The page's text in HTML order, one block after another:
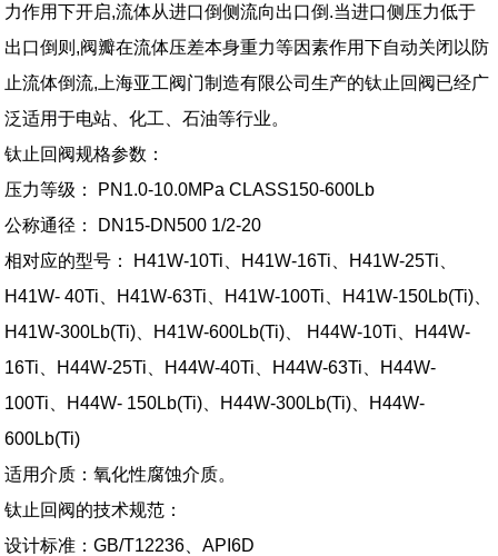
力作用下开启,流体从进口倒侧流向出口倒.当进口侧压力低于
出口倒则,阀瓣在流体压差本身重力等因素作用下自动关闭以防
止流体倒流,上海亚工阀门制造有限公司生产的钛止回阀已经广
泛适用于电站、化工、石油等行业。
钛止回阀规格参数：
压力等级： PN1.0-10.0MPa CLASS150-600Lb
公称通径： DN15-DN500 1/2-20
相对应的型号： H41W-10Ti、H41W-16Ti、H41W-25Ti、
H41W- 40Ti、H41W-63Ti、H41W-100Ti、H41W-150Lb(Ti)、
H41W-300Lb(Ti)、H41W-600Lb(Ti)、 H44W-10Ti、H44W-
16Ti、H44W-25Ti、H44W-40Ti、H44W-63Ti、H44W-
100Ti、H44W- 150Lb(Ti)、H44W-300Lb(Ti)、H44W-
600Lb(Ti)
适用介质：氧化性腐蚀介质。
钛止回阀的技术规范：
设计标准：GB/T12236、API6D